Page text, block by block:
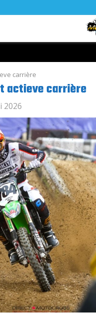
carrière
actieve carrière
2026